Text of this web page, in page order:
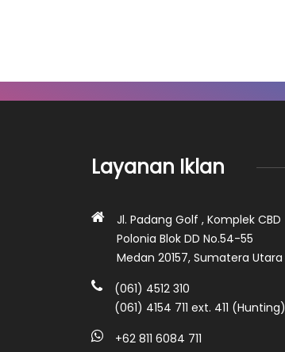
Layanan Iklan
Jl. Padang Golf , Komplek CBD
Polonia Blok DD No.54-55
Medan 20157, Sumatera Utara
(061) 4512 310
(061) 4154 711 ext. 411 (Hunting)
+62 811 6084 711